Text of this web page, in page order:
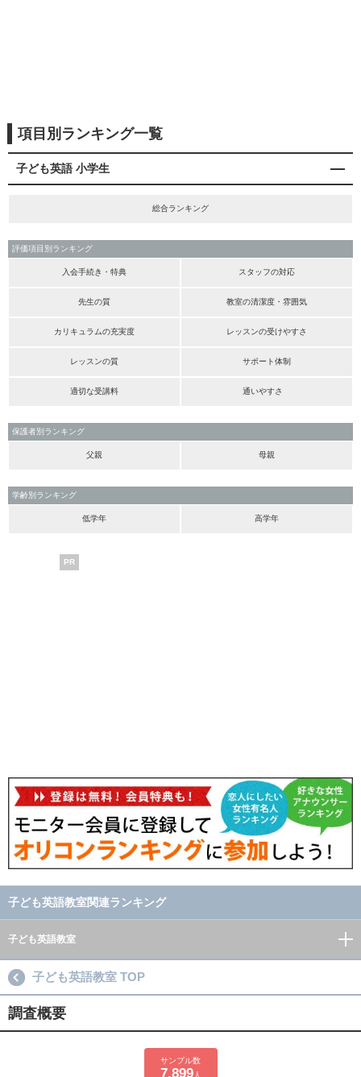
項目別ランキング一覧
子ども英語 小学生
総合ランキング
評価項目別ランキング
入会手続き・特典 スタッフの対応
先生の質 教室の清潔度・雰囲気
カリキュラムの充実度 レッスンの受けやすさ
レッスンの質 サポート体制
適切な受講料 通いやすさ
保護者別ランキング
父親 母親
学齢別ランキング
低学年 高学年
PR
子ども英語教室関連ランキング
子ども英語教室
子ども英語教室 TOP
調査概要
サンプル数
7,899人